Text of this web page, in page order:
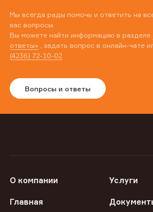
Мы всегда рады помочь и ответить на
вас вопросы.
Вы можете найти информацию в разделе
ответы» , задать вопрос в онлайн-чате
(4236) 72-10-02
Вопросы и ответы
О компании Услуги
Главная